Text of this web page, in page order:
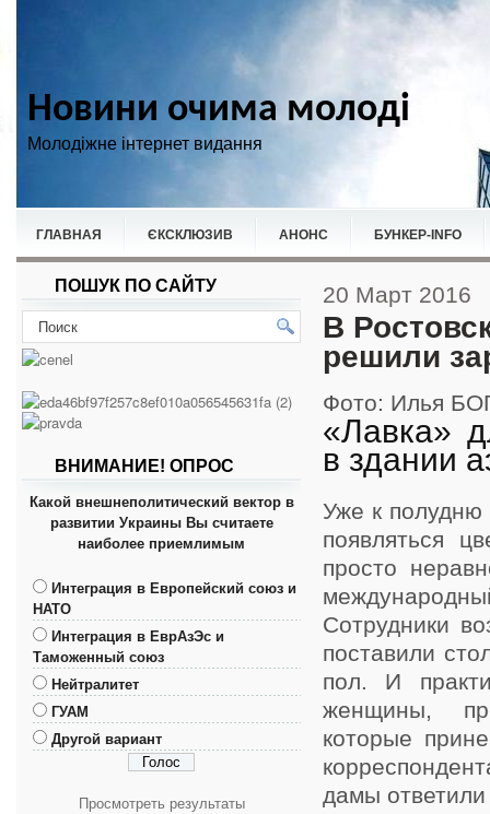
Новини очима молоді
Молодіжне інтернет видання
ГЛАВНАЯ ЄКСКЛЮЗИВ АНОНС БУНКЕР-ІNFO
НОВИНИ СПОРТ
ПОШУК ПО САЙТУ
ВНИМАНИЕ! ОПРОС
Какой внешнеполитический вектор в
развитии Украины Вы считаете
наиболее приемлимым
Интеграция в Европейский союз и
НАТО
Интеграция в ЕврАзЭс и
Таможенный союз
Нейтралитет
ГУАМ
Другой вариант
Просмотреть результаты
20 Март 2016
В
решили
Фото: Илья
«Лавка»
в здании
Уже к полудню
появляться
просто
Сотрудники
поставили
пол. И
женщины,
которые
дамы ответили